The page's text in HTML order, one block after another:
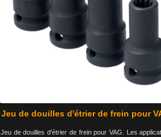
Jeu de douilles d'étrier de frein pour
Jeu de douilles d'étrier de frein pour VAG. Les